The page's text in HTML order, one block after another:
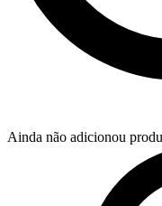
Ainda não adicionou